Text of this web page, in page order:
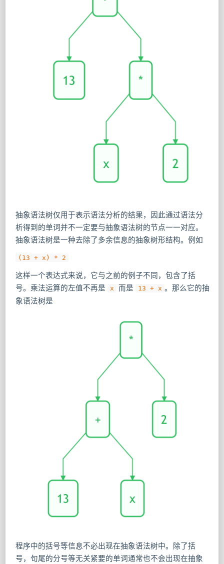
抽象语法树仅用于表示语法分析的结果，因此通过语法分
析得到的单词并不一定要与抽象语法树的节点一一对应。
抽象语法树是一种去除了多余信息的抽象树形结构。例如
(13 + x) * 2
这样一个表达式来说，它与之前的例子不同，包含了括
号。乘法运算的左值不再是
x 而是 13 + x 。那么它的抽
象语法树是
程序中的括号等信息不必出现在抽象语法树中。除了括
号，句尾的分号等无关紧要的单词通常也不会出现在抽象